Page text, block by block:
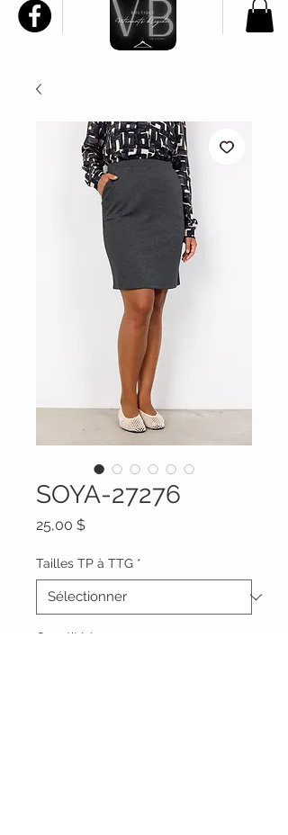
SOYA-27276
25,00 $Prix
Tailles TP à TTG *
Quantité *